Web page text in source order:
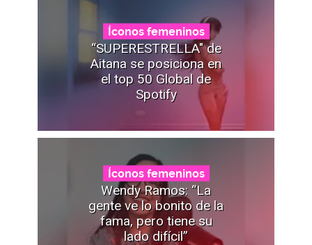
Íconos femeninos
“SUPERESTRELLA" de
Aitana se posiciona en
el top 50 Global de
Spotify
Íconos femeninos
Wendy Ramos: “La
gente ve lo bonito de la
fama, pero tiene su
lado difícil”